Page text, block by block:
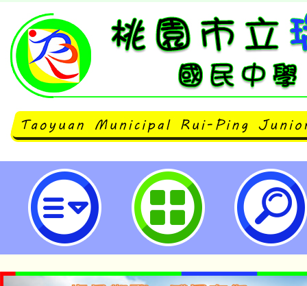
國立中興大學磨課師(MOOC)線上
生：魚菜共存的神奇之道」課程-
中學